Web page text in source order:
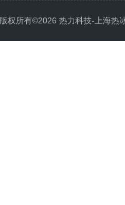
版权所有©2026 热力科技-上海